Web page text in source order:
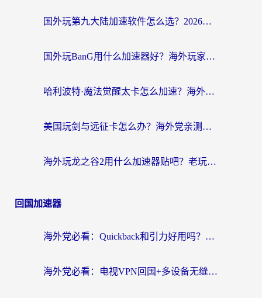
国外玩第九大陆加速软件怎么选？2026终极指南帮你告别延迟卡顿
国外玩BanG用什么加速器好？海外玩家亲测的国服游戏加速终极方案
哈利波特·魔法觉醒太卡怎么加速？海外党亲测有效的国服游戏加速指南
美国玩剑与远征卡怎么办？海外党亲测有效的国服游戏加速指南
海外玩龙之谷2用什么加速器贴吧？老玩家实测推荐，附新加坡猎魂觉醒国外剑与远征加速攻略
回国加速器
海外党必看：Quickback和引力好用吗？3分钟搞懂回国加速器怎么选
海外党必看：电视VPN回国+多设备无缝访问国内资源的实用指南